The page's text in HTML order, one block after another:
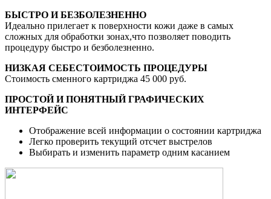
БЫСТРО И БЕЗБОЛЕЗНЕННО
Идеально прилегает к поверхности кожи даже в самых
сложных для обработки зонах,что позволяет поводить
процедуру быстро и безболезненно.
НИЗКАЯ СЕБЕСТОИМОСТЬ ПРОЦЕДУРЫ
Стоимость сменного картриджа 45 000 руб.
ПРОСТОЙ И ПОНЯТНЫЙ ГРАФИЧЕСКИХ
ИНТЕРФЕЙС
Отображение всей информации о состоянии картриджа
Легко проверить текущий отсчет выстрелов
Выбирать и изменить параметр одним касанием